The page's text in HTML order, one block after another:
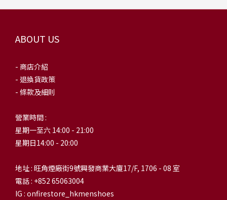
ABOUT US
- 商店介紹
- 退換貨政策
- 條款及細則
營業時間 :
星期一至六 14:00 - 21:00
星期日14:00 - 20:00
地址 : 旺角煙廠街9號興發商業大廈17/F, 1706 - 08 室
電話 : +852 65063004
IG : onfirestore_hkmenshoes